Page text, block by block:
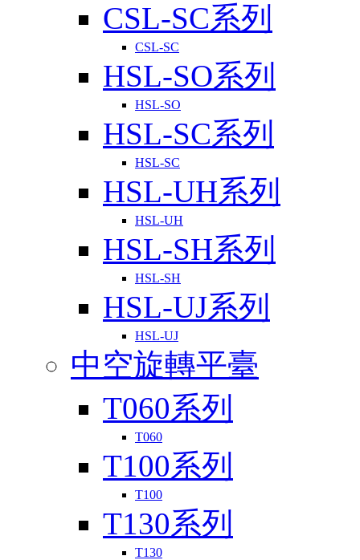
CSL-SC系列
CSL-SC
HSL-SO系列
HSL-SO
HSL-SC系列
HSL-SC
HSL-UH系列
HSL-UH
HSL-SH系列
HSL-SH
HSL-UJ系列
HSL-UJ
中空旋轉平臺
T060系列
T060
T100系列
T100
T130系列
T130